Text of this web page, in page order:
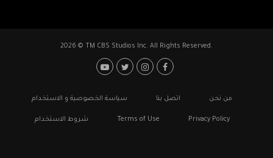
2026 © TM CBS Studios Inc. All Rights Reserved.
Footer: Social Media
Footerمن نحن اتصل بنا سياسة الخصوصية و الاستخدام
Privacy Policy
Terms of Use شروط الاستخدام